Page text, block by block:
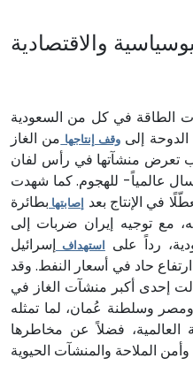
والاقتصادية
الطاقة في كل من السعودية
الدوحة إلىوقف إنتاجها من الغاز
تعرض منشآتها في رأس لفان
عالمياً- للهجوم. كما شهدت
في الإنتاج بعد إصابتها بطائرة
مع توجيه إيران ضربات إلى
رداً على استهداف إسرائيل
حاد في أسعار النفط. وقد
إحدى أكبر منشآت الغاز في
وسلطنة عُمان، لما تمثله
العالمية، فضلاً عن مخاطرها